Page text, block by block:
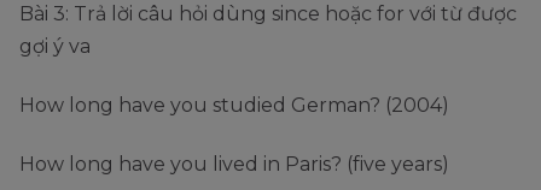
Bài 3: Trả lời câu hỏi dùng since hoặc for với từ được
gợi ý va
How long have you studied German? (2004)
How long have you lived in Paris? (five years)